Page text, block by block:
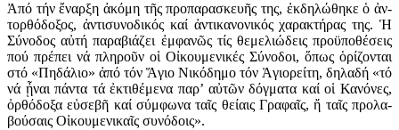
Ἀ­πό τήν ἔ­ναρ­ξη ἀ­κό­μη τῆς προ­πα­ρα­σκευ­ῆς της, ἐκ­δη­λώ­θη­κε ὁ ἀν­
τορ­θό­δο­ξος, ἀν­τι­συ­νο­δι­κός καί ἀν­τι­κα­νο­νι­κός χα­ρα­κτή­ρας της. Ἡ
Σύ­νο­δος αὐ­τή πα­ρα­βιά­ζει ἐμ­φα­νῶς τίς θε­με­λι­ώ­δεις προ­ϋ­πο­θέ­σεις
πού πρέ­πει νά πλη­ροῦν οἱ Οἰ­κου­με­νι­κές Σύ­νο­δοι, ὅ­πως ὁ­ρί­ζον­ται
στό «Πη­δά­λιο» ἀ­πό τόν Ἅ­γιο Νι­κό­δη­μο τόν Ἁ­γι­ο­ρεί­τη, δη­λα­δή «τό
νά ᾖ­ναι πάν­τα τά ἐ­κτι­θέ­με­να πα­ρ’ αὐ­τῶν δόγ­μα­τα καί οἱ Κα­νό­νες,
ὀρ­θό­δο­ξα εὐ­σε­βῆ καί σύμ­φω­να ταῖς θεί­αις Γρα­φαῖς, ἤ ταῖς προ­λα­
βού­σαις Οἰ­κου­με­νι­καῖς συ­νό­δοις».